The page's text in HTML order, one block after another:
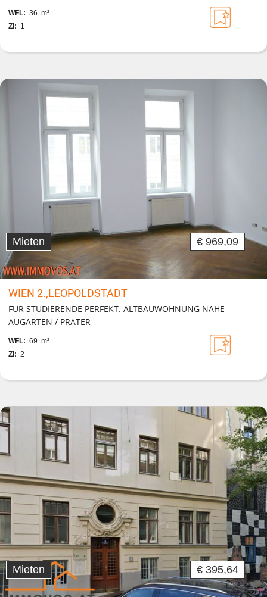
WFL: 36 m²
Zi: 1
Mieten € 969,09
WIEN 2.,LEOPOLDSTADT
FÜR STUDIERENDE PERFEKT. ALTBAUWOHNUNG NÄHE
AUGARTEN / PRATER
WFL: 69 m²
Zi: 2
Mieten € 395,64